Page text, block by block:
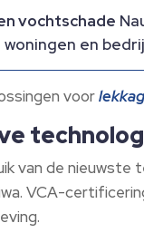
vochtschade
en
voor
van de
VCA-